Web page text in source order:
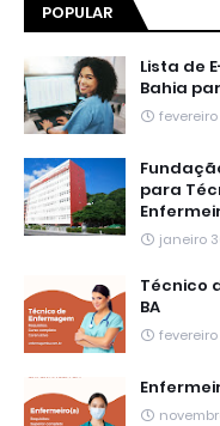
POPULAR
Lista de
Bahia
para
janeiro
Técnico
BA
fevereiro